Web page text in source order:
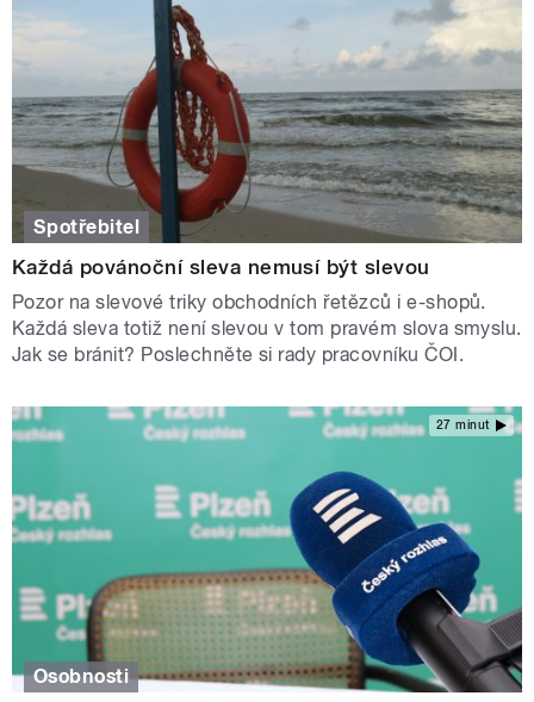
Spotřebitel
Každá povánoční sleva nemusí být slevou
Pozor na slevové triky obchodních řetězců i e-shopů.
Každá sleva totiž není slevou v tom pravém slova smyslu.
Jak se bránit? Poslechněte si rady pracovníku ČOI.
27 minut
Osobnosti